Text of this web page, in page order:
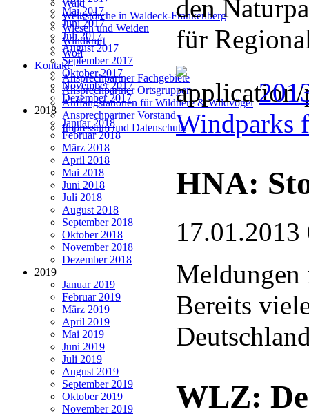
Wald
Weißstörche in Waldeck-Frankenberg
Wiesen und Weiden
Windkraft
Wolf
Kontakt
Ansprechpartner Fachgebiete
Ansprechpartner Ortsgruppen
Auffangstationen für Wildtiere & Wildvögel
Ansprechpartner Vorstand
Impressum und Datenschutz
Mai 2017
Juni 2017
Juli 2017
August 2017
September 2017
Oktober 2017
November 2017
Dezember 2017
2018
Januar 2018
Februar 2018
März 2018
April 2018
Mai 2018
Juni 2018
Juli 2018
August 2018
September 2018
Oktober 2018
November 2018
Dezember 2018
2019
Januar 2019
Februar 2019
März 2019
April 2019
Mai 2019
Juni 2019
Juli 2019
August 2019
September 2019
Oktober 2019
November 2019
den
für
Windparks
HNA:
17.01.2013
Bereits
WLZ: